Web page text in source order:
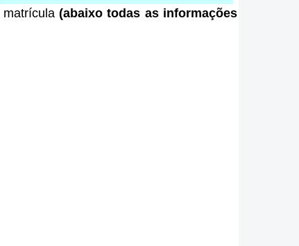
matrícula(abaixo todas as informações